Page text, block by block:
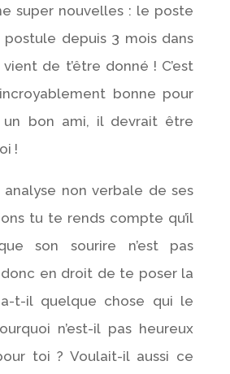
super nouvelles : le poste
depuis 3 mois dans
de t’être donné ! C’est
bonne pour
un bon ami, il devrait être
!
analyse non verbale de ses
tu te rends compte qu’il
son sourire n’est pas
en droit de te poser la
t-il quelque chose qui le
n’est-il pas heureux
toi ? Voulait-il aussi ce